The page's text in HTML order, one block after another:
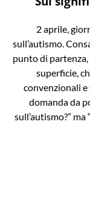
2 aprile,
sull’autismo.
punto di
superficie,
convenzionali e
domanda da
sull’autismo?”